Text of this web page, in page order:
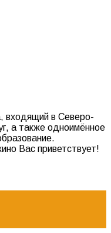
входящий в Северо-
а также одноимённое
Вас приветствует!